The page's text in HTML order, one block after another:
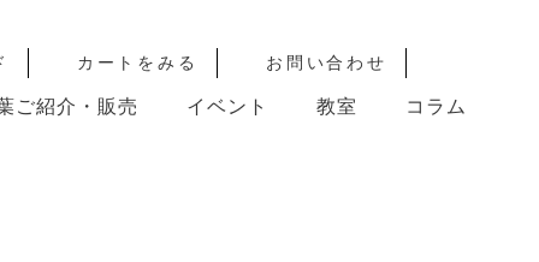
カートをみる お問い合わせ
ご紹介・販売 イベント 教室 コラム